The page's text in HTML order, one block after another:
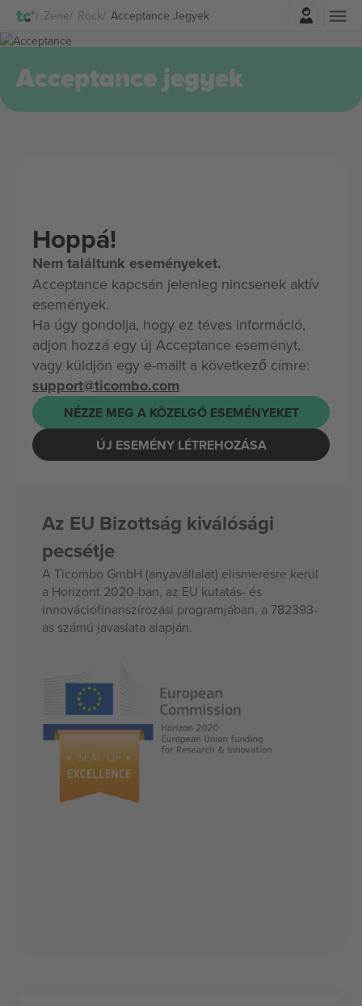
Zene Rock Acceptance JegyekBelépés
Acceptance jegyek
Hoppá!
Nem találtunk eseményeket.
Acceptance kapcsán jelenleg nincsenek aktív
események.
Ha úgy gondolja, hogy ez téves információ,
adjon hozzá egy új Acceptance eseményt,
vagy küldjön egy e-mailt a következő címre:
support@ticombo.com
NÉZZE MEG A KÖZELGŐ ESEMÉNYEKET
ÚJ ESEMÉNY LÉTREHOZÁSA
Az EU Bizottság kiválósági
pecsétje
A Ticombo GmbH (anyavállalat) elismerésre kerül
a Horizont 2020-ban, az EU kutatás- és
innovációfinanszírozási programjában, a 782393-
as számú javaslata alapján.